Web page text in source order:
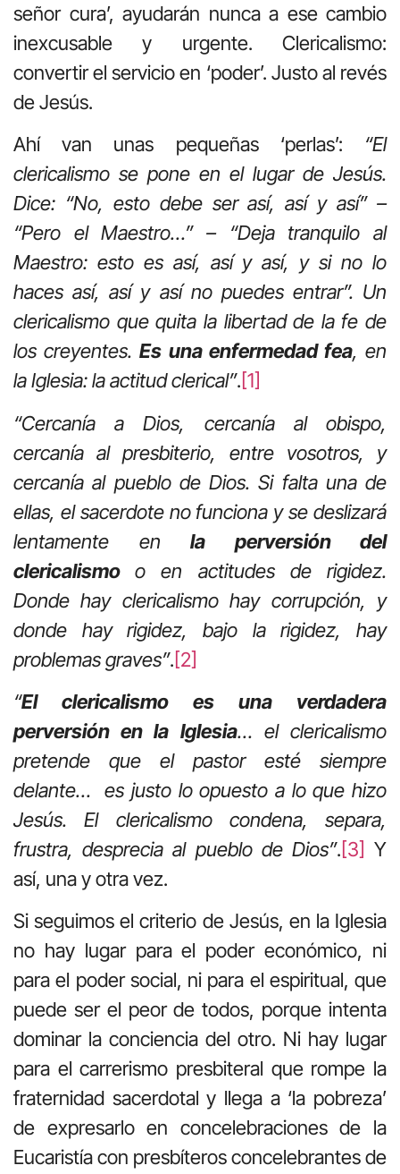
señor cura’, ayudarán nunca a ese cambio
inexcusable y urgente. Clericalismo:
convertir el servicio en ‘poder’. Justo al revés
de Jesús.
Ahí van unas pequeñas ‘perlas’: “El
clericalismo se pone en el lugar de Jesús.
Dice: “No, esto debe ser así, así y así” –
“Pero el Maestro…” – “Deja tranquilo al
Maestro: esto es así, así y así, y si no lo
haces así, así y así no puedes entrar”. Un
clericalismo que quita la libertad de la fe de
los creyentes.Es una enfermedad fea, en
la Iglesia: la actitud clerical”.[1]
“Cercanía a Dios, cercanía al obispo,
cercanía al presbiterio, entre vosotros, y
cercanía al pueblo de Dios. Si falta una de
ellas, el sacerdote no funciona y se deslizará
lentamente en la perversión del
clericalismoo en actitudes de rigidez.
Donde hay clericalismo hay corrupción, y
donde hay rigidez, bajo la rigidez, hay
problemas graves”.[2]
“El clericalismo es una verdadera
perversión en la Iglesia… el clericalismo
pretende que el pastor esté siempre
delante… es justo lo opuesto a lo que hizo
Jesús. El clericalismo condena, separa,
frustra, desprecia al pueblo de Dios”.[3] Y
así, una y otra vez.
Si seguimos el criterio de Jesús, en la Iglesia
no hay lugar para el poder económico, ni
para el poder social, ni para el espiritual, que
puede ser el peor de todos, porque intenta
dominar la conciencia del otro. Ni hay lugar
para el carrerismo presbiteral que rompe la
fraternidad sacerdotal y llega a ‘la pobreza’
de expresarlo en concelebraciones de la
Eucaristía con presbíteros concelebrantes de